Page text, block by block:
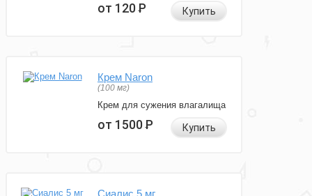
от 120Р Купить
Крем Naron
(100 мг)
Крем для сужения влагалища
от 1500Р Купить